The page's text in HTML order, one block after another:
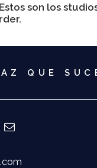
Estos son los
QUE